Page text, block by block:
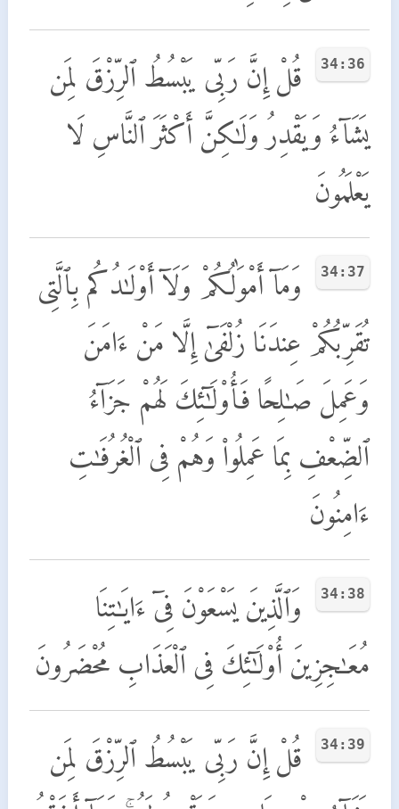
34:36
قُلْ إِنَّ رَبِّى يَبْسُطُ ٱلرِّزْقَ لِمَن
يَشَآءُ وَيَقْدِرُ وَلَـٰكِنَّ أَكْثَرَ ٱلنَّاسِ لَا
يَعْلَمُونَ
34:37
وَمَآ أَمْوَٰلُكُمْ وَلَآ أَوْلَـٰدُكُم بِٱلَّتِى
تُقَرِّبُكُمْ عِندَنَا زُلْفَىٰٓ إِلَّا مَنْ ءَامَنَ
وَعَمِلَ صَـٰلِحًا فَأُو۟لَـٰٓئِكَ لَهُمْ جَزَآءُ
ٱلضِّعْفِ بِمَا عَمِلُوا۟ وَهُمْ فِى ٱلْغُرُفَـٰتِ
ءَامِنُونَ
34:38
وَٱلَّذِينَ يَسْعَوْنَ فِىٓ ءَايَـٰتِنَا
مُعَـٰجِزِينَ أُو۟لَـٰٓئِكَ فِى ٱلْعَذَابِ مُحْضَرُونَ
34:39
قُلْ إِنَّ رَبِّى يَبْسُطُ ٱلرِّزْقَ لِمَن